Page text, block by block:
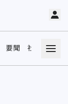
要聞 社會 娛樂